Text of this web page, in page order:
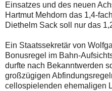
Einsatzes und des neuen
Hartmut Mehdorn das 1,4-
Diethelm Sack soll nur das
Ein Staatssekretär von
Bonusregel im Bahn-
durfte nach Bekanntwerden
großzügigen
cellospielenden ehemaligen